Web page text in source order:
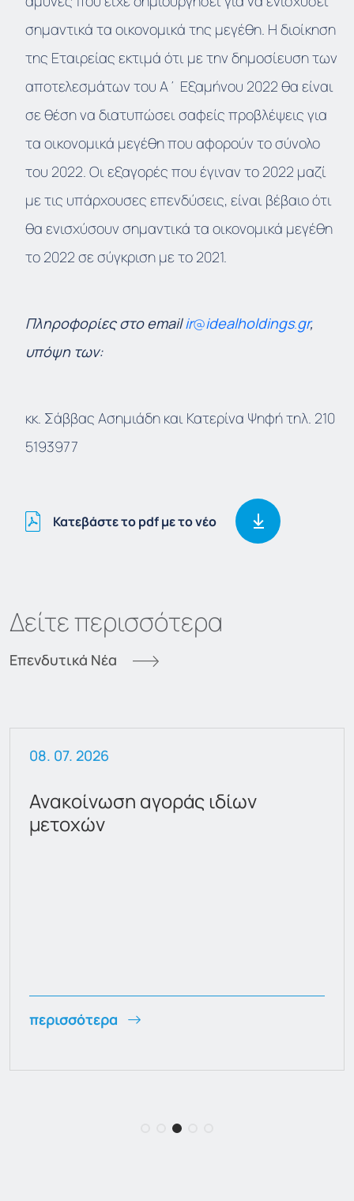
σημαντικά τα οικονομικά της μεγέθη. Η διοίκηση
της Εταιρείας εκτιμά ότι με την δημοσίευση των
αποτελεσμάτων του Α΄ Εξαμήνου 2022 θα είναι
σε θέση να διατυπώσει σαφείς προβλέψεις για
τα οικονομικά μεγέθη που αφορούν το σύνολο
του 2022. Οι εξαγορές που έγιναν το 2022 μαζί
με τις υπάρχουσες επενδύσεις, είναι βέβαιο ότι
θα ενισχύσουν σημαντικά τα οικονομικά μεγέθη
το 2022 σε σύγκριση με το 2021.
Πληροφορίες στο email ir@idealholdings.gr,
υπόψη των:
κκ. Σάββας Ασημιάδη και Κατερίνα Ψηφή τηλ. 210
5193977
Κατεβάστε το pdf με το νέο
Δείτε περισσότερα
Επενδυτικά Νέα
08. 07. 2026
Ανακοίνωση αγοράς ιδίων
μετοχών
περισσότερα